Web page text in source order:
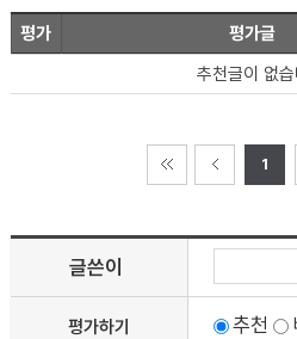
평가 평가글
추천글이 없
1
글쓴이
평가하기 추천